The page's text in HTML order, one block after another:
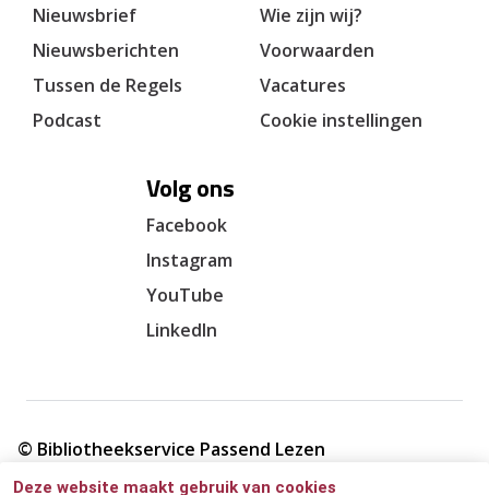
Deze website maakt gebruik van cookies
Nieuwsbrief
Nieuwsberichten
Tussen de Regels
Podcast
Wie zijn wij?
Voorwaarden
Vacatures
Cookie instellingen
Volg ons
Facebook
Instagram
YouTube
LinkedIn
© Bibliotheekservice Passend Lezen